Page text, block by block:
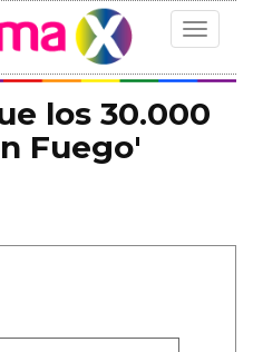
Toggle
los 30.000
Fuego'